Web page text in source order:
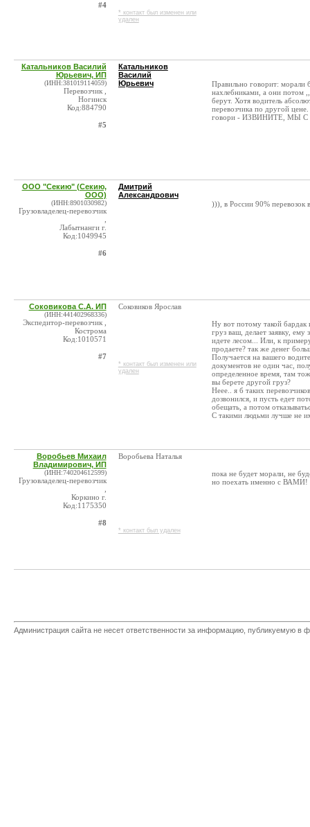
#4
* контакт был изменен или
удален
Катальников Василий
Юрьевич, ИП
(ИНН:381019114059)
Перевозчик ,
Ногинск
Код:884790
#5
Катальников
Василий
Юрьевич
Правильно говорит: морали
нахлебниками, а они потом
берут. Хотя водитель
перевозчика по другой
говори - ИЗВИНИТЕ, МЫ
OOO "Секию" (Секию,
ООО)
(ИНН:8901030982)
Грузовладелец-перевозчик
Лабытнанги г.
Код:1049945
#6
Дмитрий
Александрович
))), в России 90% перевозок
Соковикова С.А. ИП
(ИНН:441402968336)
Экспедитор-перевозчик ,
Кострома
Код:1010571
#7
Соковиков Ярослав
* контакт был изменен или
удален
Ну вот потому такой бардак
груз ваш, делает заявку,
идете лесом... Или, к
продаете? так же денег
Получается на вашего
документов не один час,
определенное время, там
вы берете другой груз?
Неее.. я б таких
дозвонился, и пусть едет
обещать, а потом
С такими людьми лучше не
Воробьев Михаил
Владимирович, ИП
(ИНН:740204612599)
Грузовладелец-перевозчик
Коркино г.
Код:1175350
#8
Воробьева Наталья
* контакт был удален
пока не будет морали, не
но поехать именно с ВАМИ!
Администрация сайта не несет ответственности за информацию, публикуемую